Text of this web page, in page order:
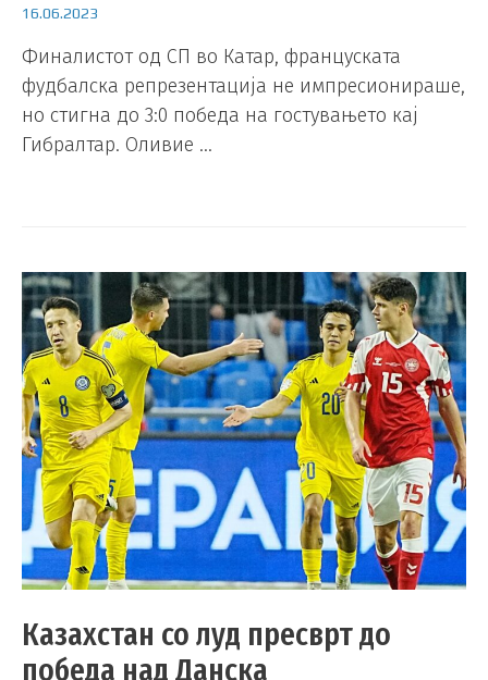
16.06.2023
Финалистот од СП во Катар, француската
фудбалска репрезентација не импресионираше,
но стигна до 3:0 победа на гостувањето кај
Гибралтар. Оливие …
Казахстан со луд пресврт до
победа над Данска